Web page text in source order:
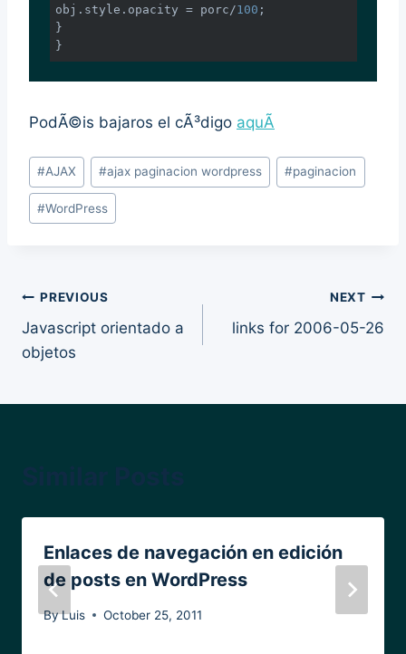
obj.style.opacity = porc/100 ;
}
}
PodÃ©is bajaros el cÃ³digo aquÃ­
Post
Tags:
#AJAX #ajax paginacion wordpress #paginacion
#WordPress
Post
navigation
PREVIOUS
Javascript orientado a
objetos
NEXT
links for 2006-05-26
Enlaces de navegación en edición
de posts en WordPress
ByLuis October 25, 2011